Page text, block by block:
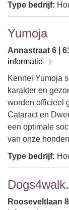
Type bedrijf:
Yumoja
Annastraat 6 |
informatie
Kennel Yumoja
karakter en
worden officieel
Cataract en
een optimale
van onze
Type bedrijf:
Rooseveltlaan